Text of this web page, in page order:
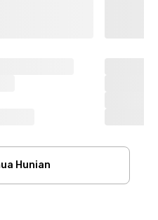
Hunian